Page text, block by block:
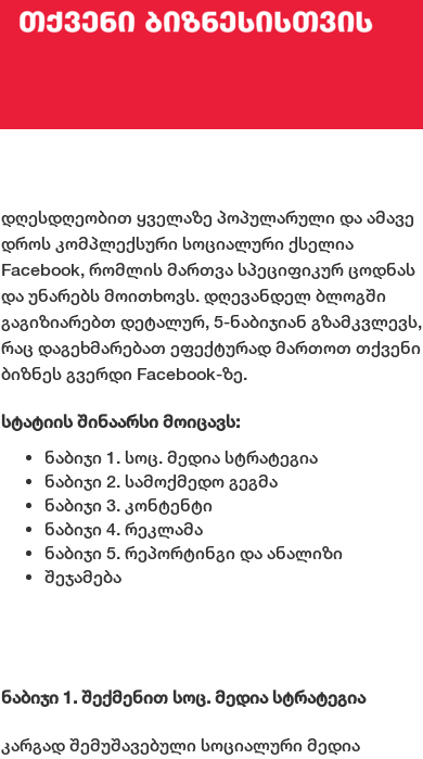
დღესდღეობით ყველაზე პოპულარული და ამავე
დროს კომპლექსური სოციალური ქსელია
Facebook, რომლის მართვა სპეციფიკურ ცოდნას
და უნარებს მოითხოვს. დღევანდელ ბლოგში
გაგიზიარებთ დეტალურ, 5-ნაბიჯიან გზამკვლევს,
რაც დაგეხმარებათ ეფექტურად მართოთ თქვენი
ბიზნეს გვერდი Facebook-ზე.
სტატიის შინაარსი მოიცავს:
ნაბიჯი 1. სოც. მედია სტრატეგია
ნაბიჯი 2. სამოქმედო გეგმა
ნაბიჯი 3. კონტენტი
ნაბიჯი 4. რეკლამა
ნაბიჯი 5. რეპორტინგი და ანალიზი
შეჯამება
ნაბიჯი 1. შექმენით სოც. მედია სტრატეგია
კარგად შემუშავებული სოციალური მედია